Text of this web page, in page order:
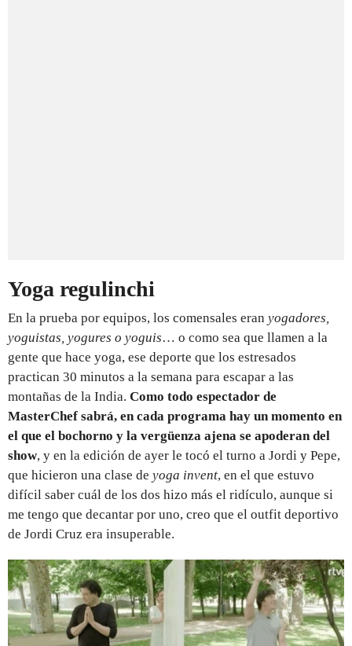
Yoga regulinchi
En la prueba por equipos, los comensales eran yogadores,
yoguistas, yogures o yoguis… o como sea que llamen a la
gente que hace yoga, ese deporte que los estresados
practican 30 minutos a la semana para escapar a las
montañas de la India. Como todo espectador de
MasterChef sabrá, en cada programa hay un momento en
el que el bochorno y la vergüenza ajena se apoderan del
show, y en la edición de ayer le tocó el turno a Jordi y Pepe,
que hicieron una clase de yoga invent, en el que estuvo
difícil saber cuál de los dos hizo más el ridículo, aunque si
me tengo que decantar por uno, creo que el outfit deportivo
de Jordi Cruz era insuperable.